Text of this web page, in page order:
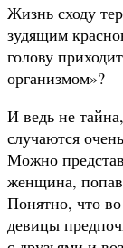
Жизнь сходу
зудящим
голову
организмом»?
И ведь не
случаются
Можно
женщина,
Понятно, что
девицы